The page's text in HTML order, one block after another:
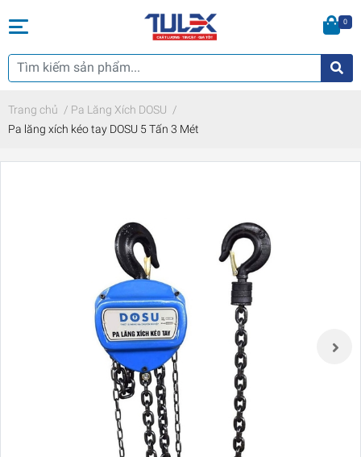
0
Trang chủ / Pa Lăng Xích DOSU /
Pa lăng xích kéo tay DOSU 5 Tấn 3 Mét